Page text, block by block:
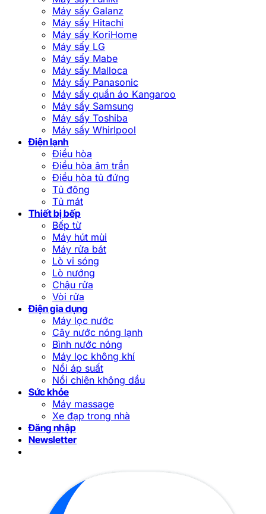
Máy sấy Galanz
Máy sấy Hitachi
Máy sấy KoriHome
Máy sấy LG
Máy sấy Mabe
Máy sấy Malloca
Máy sấy Panasonic
Máy sấy quần áo Kangaroo
Máy sấy Samsung
Máy sấy Toshiba
Máy sấy Whirlpool
Điện lạnh
Điều hòa
Điều hòa âm trần
Điều hòa tủ đứng
Tủ đông
Tủ mát
Thiết bị bếp
Bếp từ
Máy hút mùi
Máy rửa bát
Lò vi sóng
Lò nướng
Chậu rửa
Vòi rửa
Điện gia dụng
Máy lọc nước
Cây nước nóng lạnh
Bình nước nóng
Máy lọc không khí
Nồi áp suất
Nồi chiên không dầu
Sức khỏe
Máy massage
Xe đạp trong nhà
Đăng nhập
Newsletter